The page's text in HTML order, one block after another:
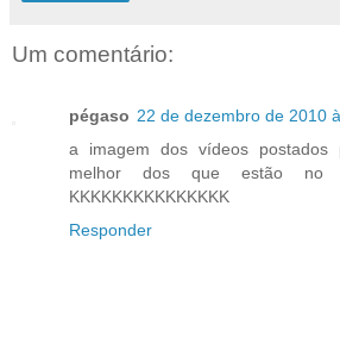
Um comentário:
pégaso 22 de dezembro de 2010
a imagem dos vídeos
melhor dos que estão no
KKKKKKKKKKKKKKK
Responder